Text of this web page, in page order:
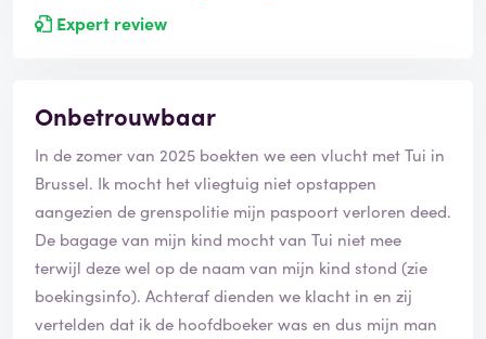
Expert review
Onbetrouwbaar
In de zomer van 2025 boekten we een vlucht met Tui in
Brussel. Ik mocht het vliegtuig niet opstappen
aangezien de grenspolitie mijn paspoort verloren deed.
De bagage van mijn kind mocht van Tui niet mee
terwijl deze wel op de naam van mijn kind stond (zie
boekingsinfo). Achteraf dienden we klacht in en zij
vertelden dat ik de hoofdboeker was en dus mijn man